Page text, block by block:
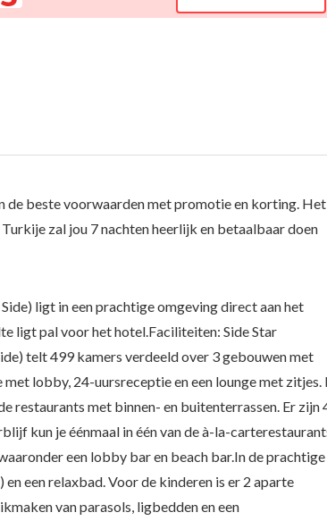
de beste voorwaarden met promotie en korting. Het
zal jou 7 nachten heerlijk en betaalbaar doen
ligt in een prachtige omgeving direct aan het
ligt pal voor het hotel.Faciliteiten: Side Star
telt 499 kamers verdeeld over 3 gebouwen met
lobby, 24-uursreceptie en een lounge met zitjes.
restaurants met binnen- en buitenterrassen. Er zijn
kun je éénmaal in één van de à-la-
een lobby bar en beach bar.In de prachtige
een relaxbad. Voor de kinderen is er 2 aparte
van parasols, ligbedden en een